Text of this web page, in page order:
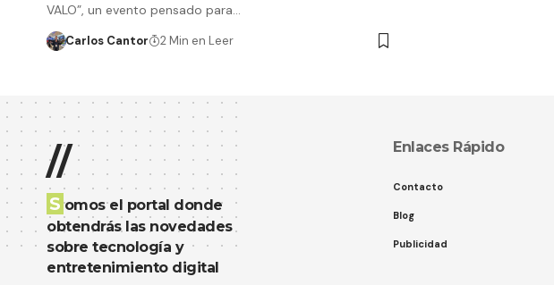
VALO”, un evento pensado para…
Carlos Cantor 2 Min en Leer
//
S omos el portal donde
obtendrás las novedades
sobre tecnología y
entretenimiento digital
Enlaces Rápido
Contacto
Blog
Publicidad